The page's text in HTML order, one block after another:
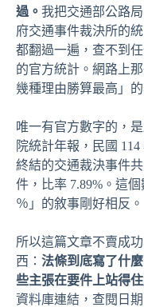
過。 我把交通部公路
府交通事件裁決所的
都翻過一遍，查不到
的官方統計。網路上
幾種理由勝算最高」
唯一有官方數字的，是
院統計年報，民國
終結的交通裁決事件
件，比率 7.89%。這
％」的敘事剛好相反。
所以這篇文章不賣成
西： 法條到底寫了什
些主張在要件上站得住
資料庫連結，查閱日期